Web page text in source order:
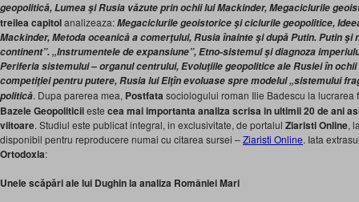
geopolitică, Lumea şi Rusia văzute prin ochii lui Mackinder, Megaciclurile
treilea capitolanalizeaza:Megaciclurile geoistorice şi ciclurile geopolitice,
Mackinder, Metoda oceanică a comerţului, Rusia înainte şi după Putin. Putin şi
continent”. „Instrumentele de expansiune”, Etno-sistemul şi diagnoza
Periferia sistemului – organul centrului, Evoluţiile geopolitice ale Rusiei în
competiţiei pentru putere, Rusia lui Elţîn evoluase spre modelul „sistemului
politică. Dupa parerea mea, Postfata sociologului roman Ilie Badescu la
Bazele Geopoliticiieste cea mai importanta analiza scrisa in ultimii 20 de ani
viitoare. Studiul este publicat integral, in exclusivitate, de portalul Ziaristi Online,
disponibil pentru reproducere numai cu citarea sursei –Ziaristi Online. Iata
Ortodoxia:
Unele scăpări ale lui Dughin la analiza României Mari